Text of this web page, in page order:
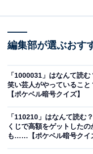
編集部が選ぶおす
「1000031」はなんて読む
笑い芸人がやっていること
【ポケベル暗号クイズ】
「110210」はなんて読む
くじで高額をゲットしたの
も……【ポケベル暗号クイ